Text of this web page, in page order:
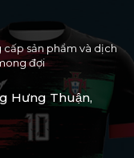
sản phẩm và dịch
đợi
Hưng Thuận,